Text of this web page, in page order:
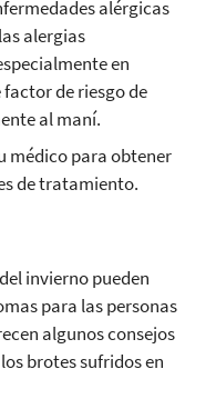
alérgicas
alergias
en
de riesgo de
al maní.
médico para obtener
de tratamiento.
invierno pueden
para las personas
algunos consejos
brotes sufridos en